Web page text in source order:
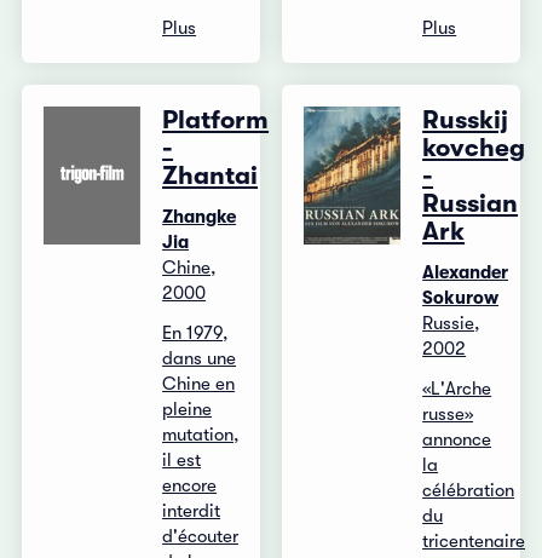
Plus Plus
Platform
-
Zhantai
Zhangke
Jia
Chine,
2000
En 1979,
dans une
Chine en
pleine
mutation,
il est
encore
interdit
d'écouter
Russkij
kovcheg
-
Russian
Ark
Alexander
Sokurow
Russie,
2002
«L'Arche
russe»
annonce
la
célébration
du
tricentenaire